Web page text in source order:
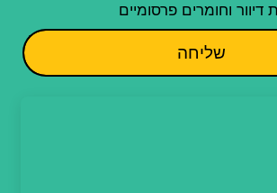
וחומרים פרסומיים
שליחה